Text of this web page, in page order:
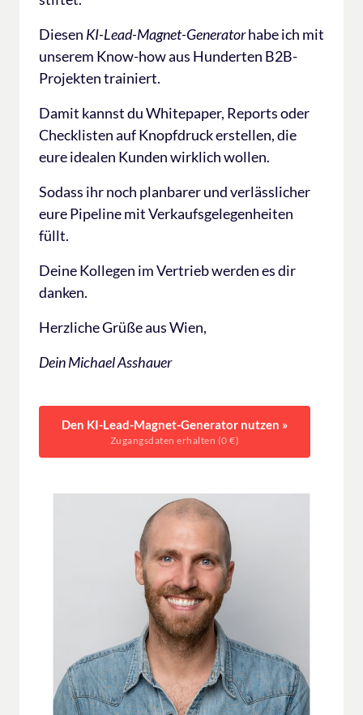
Diesen KI-Lead-Magnet-Generator habe ich mit
unserem Know-how aus Hunderten B2B-
Projekten trainiert.
Damit kannst du Whitepaper, Reports oder
Checklisten auf Knopfdruck erstellen, die
eure idealen Kunden wirklich wollen.
Sodass ihr noch planbarer und verlässlicher
eure Pipeline mit Verkaufsgelegenheiten
füllt.
Deine Kollegen im Vertrieb werden es dir
danken.
Herzliche Grüße aus Wien,
Dein Michael Asshauer
Den KI-Lead-Magnet-Generator nutzen »
Zugangsdaten erhalten (0 €)